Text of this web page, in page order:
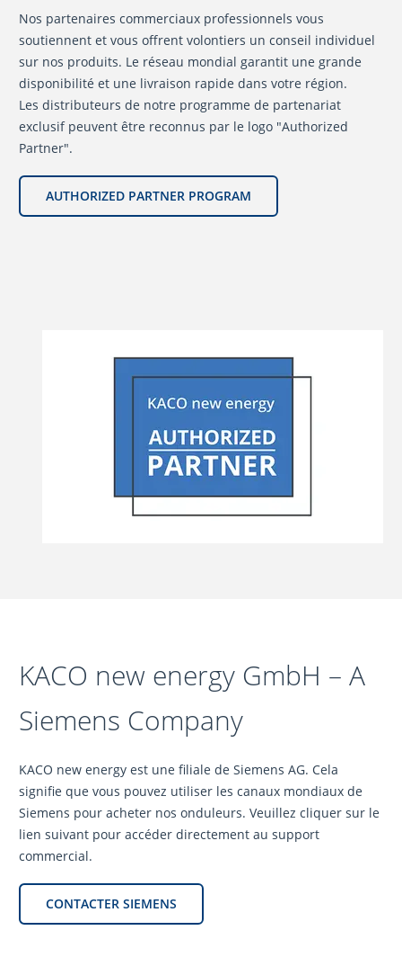
Nos partenaires commerciaux professionnels vous
soutiennent et vous offrent volontiers un conseil individuel
sur nos produits. Le réseau mondial garantit une grande
disponibilité et une livraison rapide dans votre région.
Les distributeurs de notre programme de partenariat
exclusif peuvent être reconnus par le logo "Authorized
Partner".
AUTHORIZED PARTNER PROGRAM
KACO new energy GmbH – A
Siemens Company
KACO new energy est une filiale de Siemens AG. Cela
signifie que vous pouvez utiliser les canaux mondiaux de
Siemens pour acheter nos onduleurs. Veuillez cliquer sur le
lien suivant pour accéder directement au support
commercial.
CONTACTER SIEMENS